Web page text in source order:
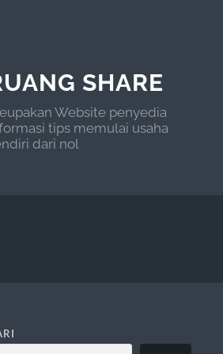
SHARE
Website penyedia
tips memulai usaha
dari nol